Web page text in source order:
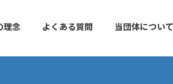
理念 よくある質問 当団体について